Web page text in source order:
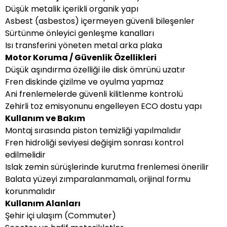
Düşük metalik içerikli organik yapı
Asbest (asbestos) içermeyen güvenli bileşenler
Sürtünme önleyici genleşme kanalları
Isı transferini yöneten metal arka plaka
Motor Koruma / Güvenlik Özellikleri
Düşük aşındırma özelliği ile disk ömrünü uzatır
Fren diskinde çizilme ve oyulma yapmaz
Ani frenlemelerde güvenli kilitlenme kontrolü
Zehirli toz emisyonunu engelleyen ECO dostu yapı
Kullanım ve Bakım
Montaj sırasında piston temizliği yapılmalıdır
Fren hidroliği seviyesi değişim sonrası kontrol
edilmelidir
Islak zemin sürüşlerinde kurutma frenlemesi önerilir
Balata yüzeyi zımparalanmamalı, orijinal formu
korunmalıdır
Kullanım Alanları
Şehir içi ulaşım (Commuter)